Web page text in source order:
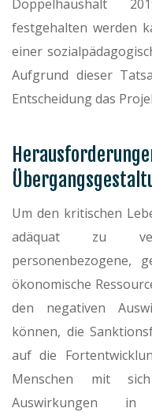
Doppelhaushalt
festgehalten werden
einer
Aufgrund dieser
Entscheidung das
Um den kritischen
adäquat zu
personenbezogene,
ökonomische
den negativen
können, die
auf die
Menschen mit
Auswirkungen